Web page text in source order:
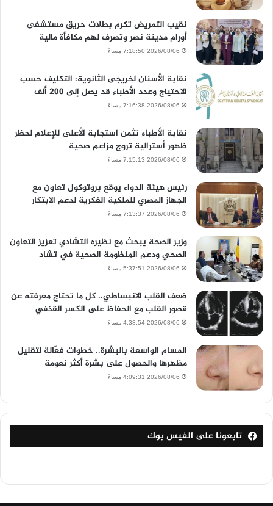
نقيب التمريض تكرم بطلات حريق مستشفى
أورام مدينة نصر وتصرف لهم مكافأة مالية
2026/08/06 7:18:50 مساءً
نقابة الأسنان لخريجى الثانوية: التكليف حسب
الاحتياج وعدد الأطباء قد يصل إلى 200 ألف
2026/08/06 7:16:38 مساءً
نقابة الأطباء تثمن استجابة الأعلى للإعلام لحظر
ظهور أسترالية تروج مزاعم صحية
2026/08/06 7:15:13 مساءً
رئيس هيئة الدواء يوقع بروتوكول تعاون مع
الجهاز المصري للملكية الفكرية لدعم الابتكار
2026/08/06 7:13:37 مساءً
وزير الصحة يبحث مع نظيره التشادي تعزيز التعاون
الصحي ودعم المنظومة الصحية في تشاد
2026/08/06 5:37:51 مساءً
ضعف القلب الانبساطي.. كل ما تحتاج معرفته عن
قصور القلب مع الحفاظ على الكسر القذفي
2026/08/06 4:38:54 مساءً
المسام الواسعة بالبشرة.. خطوات فعّالة لتقليل
مظهرها والحصول على بشرة أكثر نعومة
2026/08/06 4:09:31 مساءً
تابعونا على الفيس بوك